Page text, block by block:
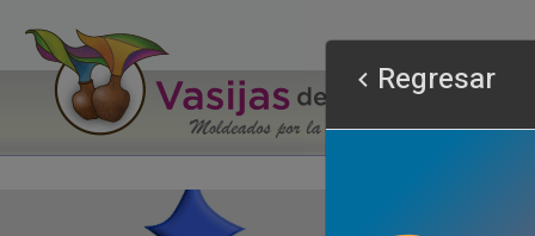
Regresar